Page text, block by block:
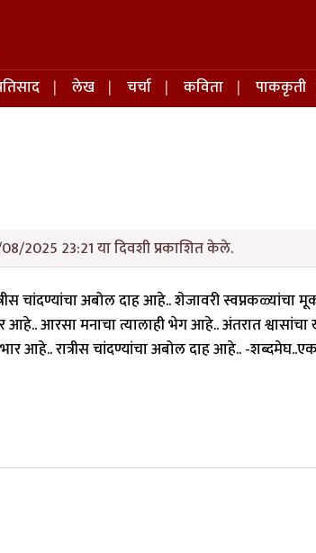
लेख चर्चा कविता पाककृती
2025 23:21 या दिवशी प्रकाशित केले.
चांदण्यांचा अबोल दाह आहे.. शेजावरी स्वप्नकळ्यांचा
आरसा मनाचा त्यालाही भेग आहे.. अंतरात
आहे.. रात्रीस चांदण्यांचा अबोल दाह आहे.. -